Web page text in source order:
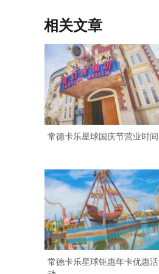
相关文章
常德卡乐星球国庆节营业时间
常德卡乐星球钜惠年卡优惠活